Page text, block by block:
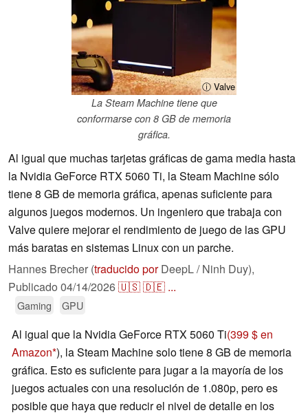
ⓘ Valve
La Steam Machine tiene que
conformarse con 8 GB de memoria
gráfica.
Al igual que muchas tarjetas gráficas de gama media hasta
la Nvidia GeForce RTX 5060 Ti, la Steam Machine sólo
tiene 8 GB de memoria gráfica, apenas suficiente para
algunos juegos modernos. Un ingeniero que trabaja con
Valve quiere mejorar el rendimiento de juego de las GPU
más baratas en sistemas Linux con un parche.
Hannes Brecher (traducido porDeepL / Ninh Duy),
Publicado 04/14/2026🇺🇸🇩🇪 ...
Gaming GPU
Al igual que la Nvidia GeForce RTX 5060 Ti(399 $ en
Amazon ), la Steam Machine solo tiene 8 GB de memoria
gráfica. Esto es suficiente para jugar a la mayoría de los
juegos actuales con una resolución de 1.080p, pero es
posible que haya que reducir el nivel de detalle en los